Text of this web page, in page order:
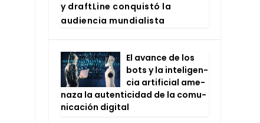
y draftLi­ne con­quis­tó la
audien­cia mun­dia­lis­ta
El avan­ce de los
bots y la inte­li­gen­
cia arti­fi­cial ame­
na­za la auten­ti­ci­dad de la comu­
ni­ca­ción digi­tal